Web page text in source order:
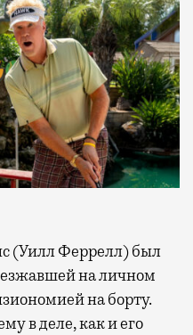
на личном
на борту.
в деле, как и его